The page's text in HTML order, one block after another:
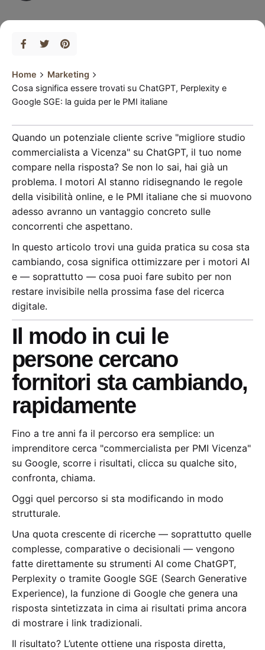
Home
Marketing
Cosa significa essere trovati su ChatGPT, Perplexity e
Google SGE: la guida per le PMI italiane
Quando un potenziale cliente scrive "migliore studio
commercialista a Vicenza" su ChatGPT, il tuo nome
compare nella risposta? Se non lo sai, hai già un
problema. I motori AI stanno ridisegnando le regole
della visibilità online, e le PMI italiane che si muovono
adesso avranno un vantaggio concreto sulle
concorrenti che aspettano.
In questo articolo trovi una guida pratica su cosa sta
cambiando, cosa significa ottimizzare per i motori AI
e — soprattutto — cosa puoi fare subito per non
restare invisibile nella prossima fase del ricerca
digitale.
Il modo in cui le
persone cercano
fornitori sta cambiando,
rapidamente
Fino a tre anni fa il percorso era semplice: un
imprenditore cerca "commercialista per PMI Vicenza"
su Google, scorre i risultati, clicca su qualche sito,
confronta, chiama.
Oggi quel percorso si sta modificando in modo
strutturale.
Una quota crescente di ricerche — soprattutto quelle
complesse, comparative o decisionali — vengono
fatte direttamente su strumenti AI come ChatGPT,
Perplexity o tramite Google SGE (Search Generative
Experience), la funzione di Google che genera una
risposta sintetizzata in cima ai risultati prima ancora
di mostrare i link tradizionali.
Il risultato? L’utente ottiene una risposta diretta,